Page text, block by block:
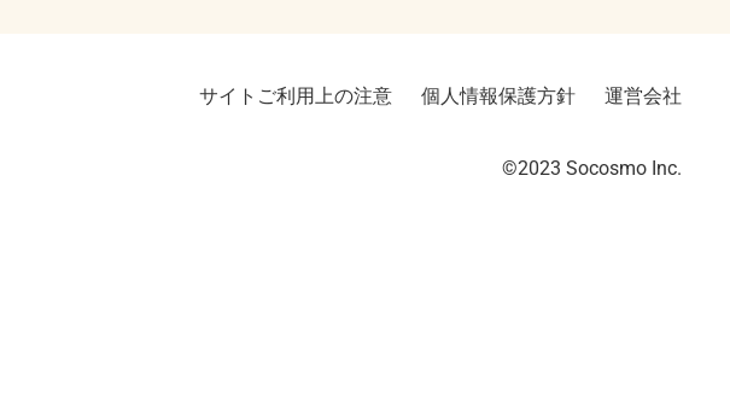
サイトご利用上の注意 個人情報保護方針 運営会社
©2023︎ Socosmo Inc.